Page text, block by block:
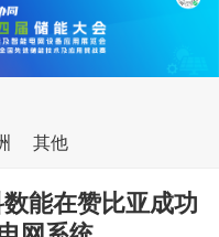
其他
能在赞比亚成功